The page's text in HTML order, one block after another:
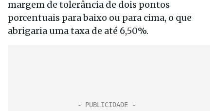
margem de tolerância de dois pontos
porcentuais para baixo ou para cima, o que
abrigaria uma taxa de até 6,50%.